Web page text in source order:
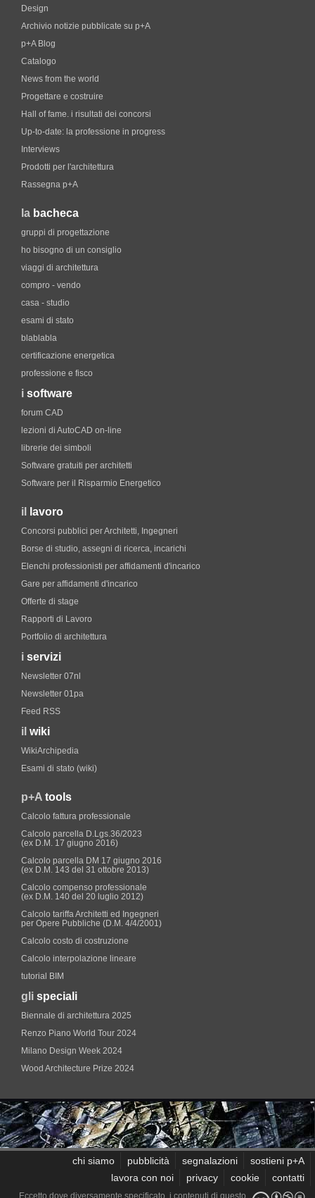
Design
Archivio notizie pubblicate su p+A
p+A Blog
Catalogo
News from the world
Progettare e costruire
Hall of fame. i risultati dei concorsi
Up-to-date: la professione in progress
Interviews
Prodotti per l'architettura
Rassegna p+A
la bacheca
gruppi di progettazione
ho bisogno di un consiglio
viaggi di architettura
compro - vendo
casa - studio
esami di stato
blablabla
certificazione energetica
professione e fisco
i software
forum CAD
lezioni di AutoCAD on-line
librerie dei simboli
Software gratuiti per architetti
Software per il Risparmio Energetico
il lavoro
Concorsi pubblici per Architetti, Ingegneri
Borse di studio, assegni di ricerca, incarichi
Elenchi professionisti per affidamenti d'incarico
Gare per affidamenti d'incarico
Offerte di stage
Rapporti di Lavoro
Portfolio di architettura
i servizi
Newsletter 07nl
Newsletter 01pa
Feed RSS
il wiki
WikiArchipedia
Esami di stato (wiki)
p+A tools
Calcolo fattura professionale
Calcolo parcella D.Lgs.36/2023
(ex D.M. 17 giugno 2016)
Calcolo parcella DM 17 giugno 2016
(ex D.M. 143 del 31 ottobre 2013)
Calcolo compenso professionale
(ex D.M. 140 del 20 luglio 2012)
Calcolo tariffa Architetti ed Ingegneri
per Opere Pubbliche (D.M. 4/4/2001)
Calcolo costo di costruzione
Calcolo interpolazione lineare
tutorial BIM
gli speciali
Biennale di architettura 2025
Renzo Piano World Tour 2024
Milano Design Week 2024
Wood Architecture Prize 2024
chi siamo pubblicità segnalazioni
sostieni p+A
lavora con noi
privacy cookie contatti
Eccetto dove diversamente specificato, i contenuti di questo